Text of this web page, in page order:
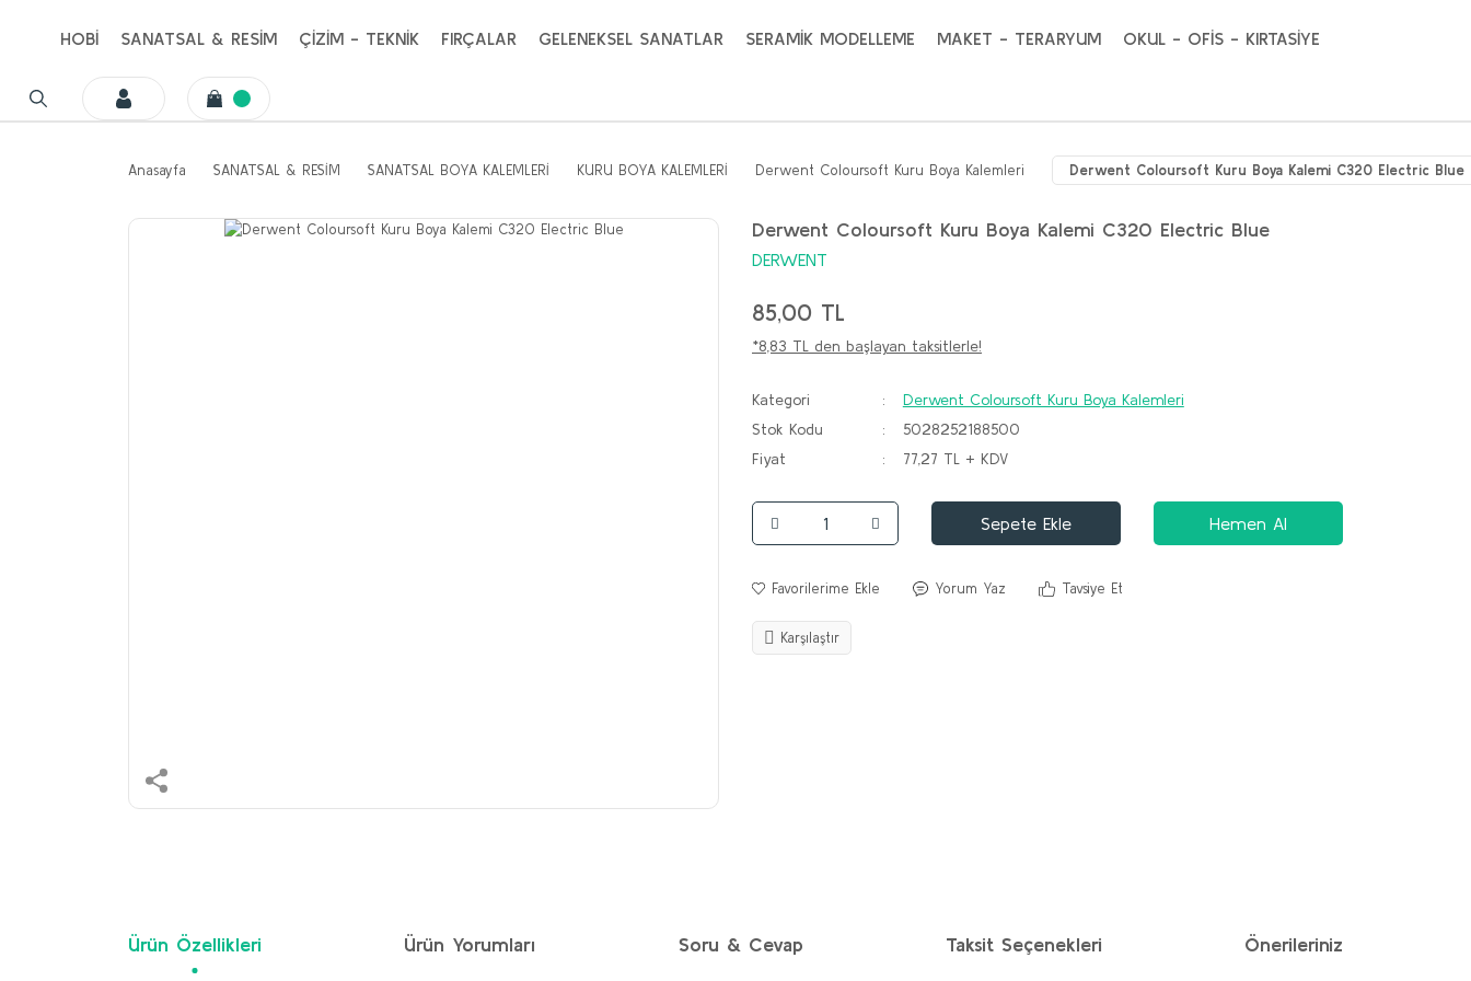
HOBİ SANATSAL & RESİM ÇİZİM - TEKNİK FIRÇALAR GELENEKSEL SANATLAR SERAMİK MODELLEME MAKET - TERARYUM OKUL - OFİS - KIRTASİYE
Anasayfa SANATSAL & RESİM SANATSAL BOYA KALEMLERİ KURU BOYA KALEMLERİ Derwent Coloursoft Kuru Boya Kalemleri Derwent Coloursoft Kuru Boya Kalemi C320 Electric Blue
Derwent Coloursoft Kuru Boya Kalemi C320 Electric Blue
DERWENT
85,00 TL
*8,83 TL den başlayan taksitlerle!
Kategori
Derwent Coloursoft Kuru Boya Kalemleri
Stok Kodu
5028252188500
Fiyat
77,27 TL + KDV
Sepete Ekle Hemen Al
Yorum Yaz Tavsiye Et
Karşılaştır
Ürün Özellikleri Ürün Yorumları Soru & Cevap Taksit Seçenekleri Önerileriniz